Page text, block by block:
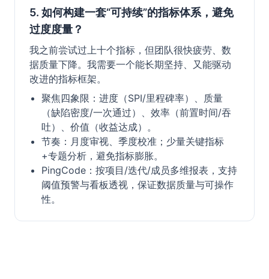
5. 如何构建一套“可持续”的指标体系，避免
过度度量？
我之前尝试过上十个指标，但团队很快疲劳、数
据质量下降。我需要一个能长期坚持、又能驱动
改进的指标框架。
聚焦四象限：进度（SPI/里程碑率）、质量
（缺陷密度/一次通过）、效率（前置时间/吞
吐）、价值（收益达成）。
节奏：月度审视、季度校准；少量关键指标
+专题分析，避免指标膨胀。
PingCode：按项目/迭代/成员多维报表，支持
阈值预警与看板透视，保证数据质量与可操作
性。